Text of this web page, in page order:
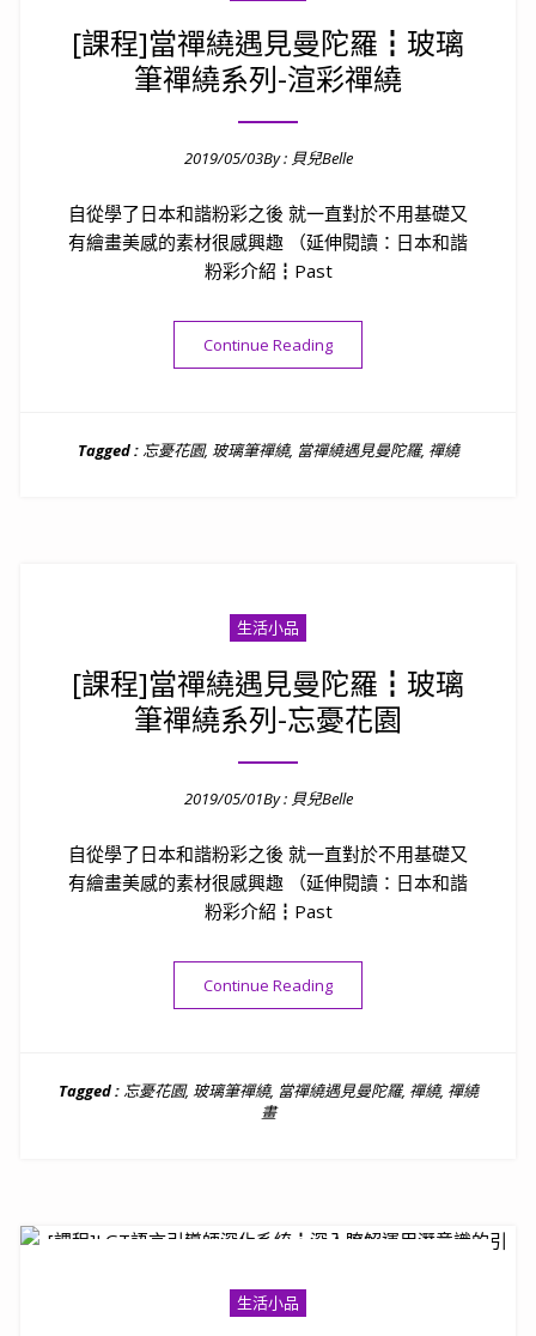
[課程]當禪繞遇見曼陀羅┇玻璃
筆禪繞系列-渲彩禪繞
2019/05/03By : 貝兒Belle
自從學了日本和諧粉彩之後 就一直對於不用基礎又
有繪畫美感的素材很感興趣 （延伸閱讀：日本和諧
粉彩介紹┇Past
Continue Reading“[課程]當禪繞遇見曼陀羅┇
Tagged :忘憂花園, 玻璃筆禪繞, 當禪繞遇見曼陀羅, 禪繞
生活小品
[課程]當禪繞遇見曼陀羅┇玻璃
筆禪繞系列-忘憂花園
2019/05/01By : 貝兒Belle
自從學了日本和諧粉彩之後 就一直對於不用基礎又
有繪畫美感的素材很感興趣 （延伸閱讀：日本和諧
粉彩介紹┇Past
Continue Reading“[課程]當禪繞遇見曼陀羅┇
Tagged :忘憂花園, 玻璃筆禪繞, 當禪繞遇見曼陀羅, 禪繞, 禪繞
畫
生活小品